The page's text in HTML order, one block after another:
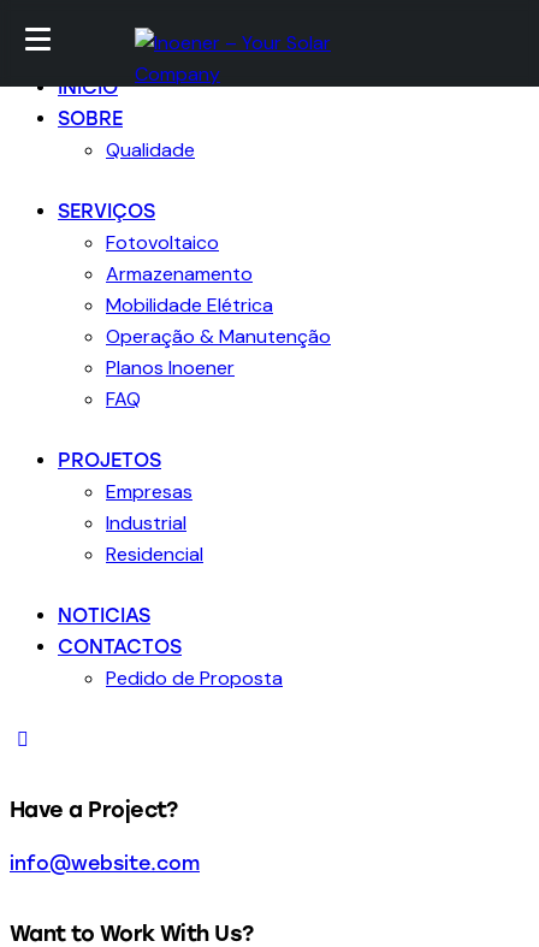
Ir para conteúdo
Fechar
INICIO
SOBRE
Qualidade
SERVIÇOS
Fotovoltaico
Armazenamento
Mobilidade Elétrica
Operação & Manutenção
Planos Inoener
FAQ
PROJETOS
Empresas
Industrial
Residencial
NOTICIAS
CONTACTOS
Pedido de Proposta
Have a Project?
info@website.com
Want to Work With Us?